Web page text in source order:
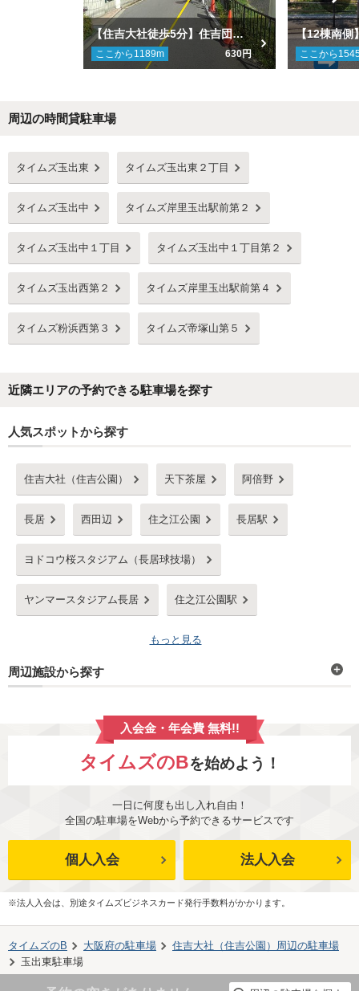
【住吉大社徒歩5分】住吉団地駐車場
ここから 1189m 630円 ここから
周辺の時間貸駐車場
タイムズ玉出東 タイムズ玉出東２丁目
タイムズ玉出中 タイムズ岸里玉出駅前第２
タイムズ玉出中１丁目 タイムズ玉出中１丁目第２
タイムズ玉出西第２ タイムズ岸里玉出駅前第４
タイムズ粉浜西第３ タイムズ帝塚山第５
近隣エリアの予約できる駐車場を探す
人気スポットから探す
住吉大社（住吉公園） 天下茶屋 阿倍野
長居 西田辺 住之江公園 長居駅
ヨドコウ桜スタジアム（長居球技場）
ヤンマースタジアム長居 住之江公園駅
もっと見る
周辺施設から探す
入会金・年会費 無料!!
タイムズのBを始めよう！
一日に何度も出し入れ自由！
全国の駐車場をWebから予約できるサービスです
個人入会 法人入会
※法人入会は、別途タイムズビジネスカード発行手数料がかかります。
タイムズのB 大阪府の駐車場 住吉大社（住吉公園） 周辺の駐車場
玉出東駐車場